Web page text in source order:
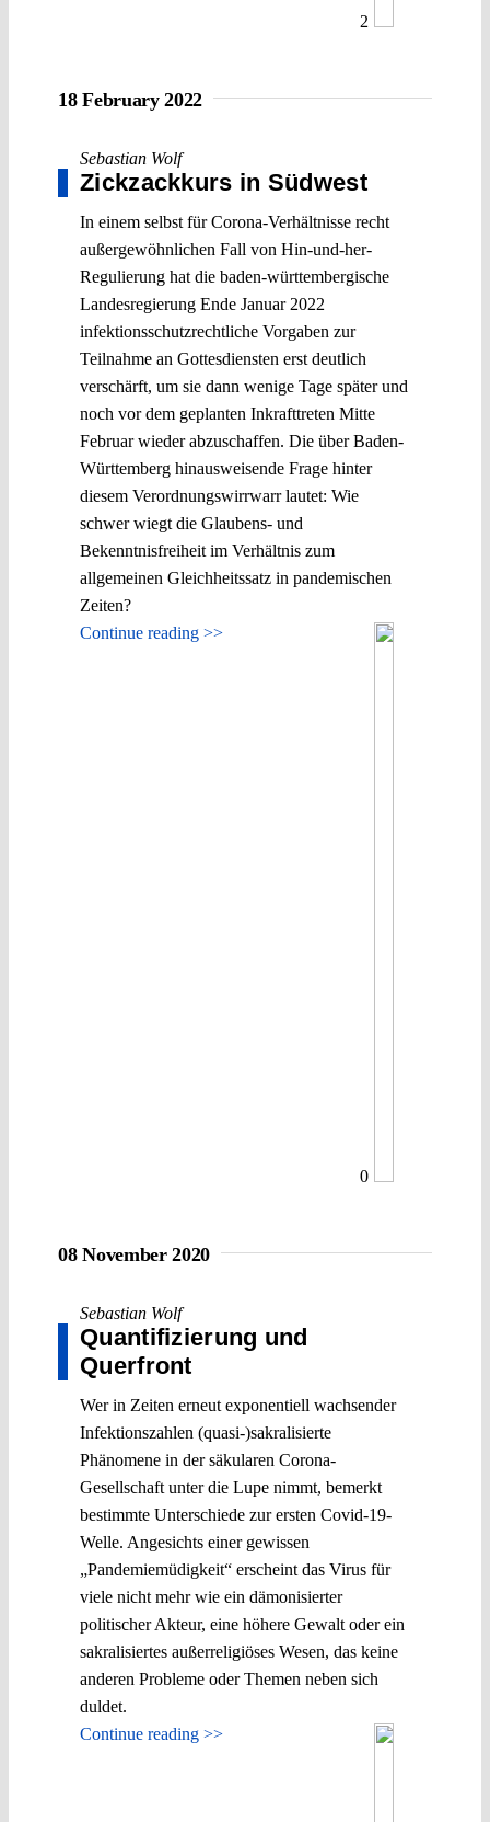
2
18 February 2022
Sebastian Wolf
Zickzackkurs in Südwest
In einem selbst für Corona-Verhältnisse recht
außergewöhnlichen Fall von Hin-und-her-
Regulierung hat die baden-württembergische
Landesregierung Ende Januar 2022
infektionsschutzrechtliche Vorgaben zur
Teilnahme an Gottesdiensten erst deutlich
verschärft, um sie dann wenige Tage später und
noch vor dem geplanten Inkrafttreten Mitte
Februar wieder abzuschaffen. Die über Baden-
Württemberg hinausweisende Frage hinter
diesem Verordnungswirrwarr lautet: Wie
schwer wiegt die Glaubens- und
Bekenntnisfreiheit im Verhältnis zum
allgemeinen Gleichheitssatz in pandemischen
Zeiten?
Continue reading >>
0
08 November 2020
Sebastian Wolf
Quantifizierung und
Querfront
Wer in Zeiten erneut exponentiell wachsender
Infektionszahlen (quasi-)sakralisierte
Phänomene in der säkularen Corona-
Gesellschaft unter die Lupe nimmt, bemerkt
bestimmte Unterschiede zur ersten Covid-19-
Welle. Angesichts einer gewissen
„Pandemiemüdigkeit“ erscheint das Virus für
viele nicht mehr wie ein dämonisierter
politischer Akteur, eine höhere Gewalt oder ein
sakralisiertes außerreligiöses Wesen, das keine
anderen Probleme oder Themen neben sich
duldet.
Continue reading >>